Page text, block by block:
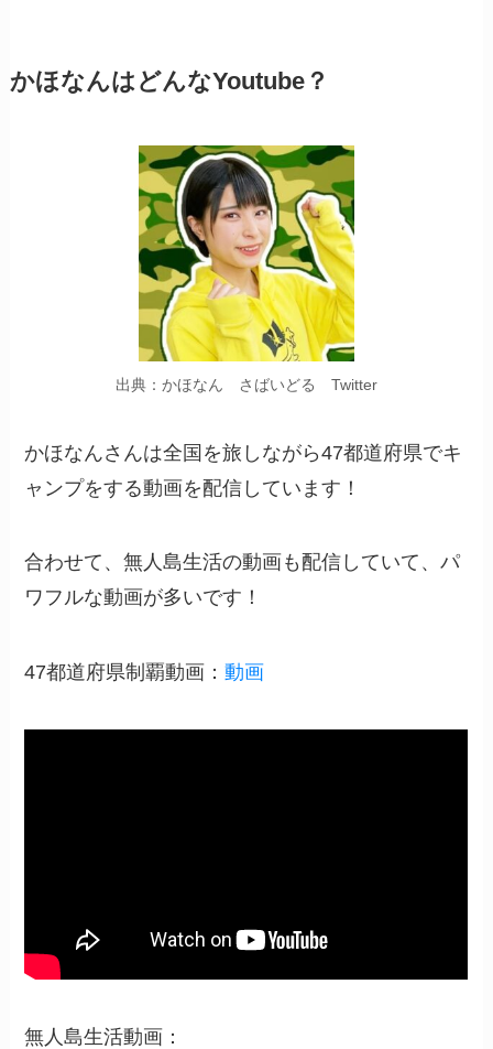
かほなんはどんなYoutube？
出典：かほなん さばいどる Twitter
かほなんさんは全国を旅しながら47都道府県でキ
ャンプをする動画を配信しています！
合わせて、無人島生活の動画も配信していて、パ
ワフルな動画が多いです！
47都道府県制覇動画：動画
無人島生活動画：